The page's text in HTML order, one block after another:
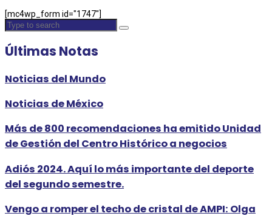
[mc4wp_form id="1747"]
Últimas Notas
Noticias del Mundo
Noticias de México
Más de 800 recomendaciones ha emitido Unidad
de Gestión del Centro Histórico a negocios
Adiós 2024. Aquí lo más importante del deporte
del segundo semestre.
Vengo a romper el techo de cristal de AMPI: Olga